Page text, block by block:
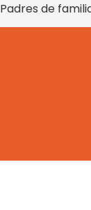
Padres de